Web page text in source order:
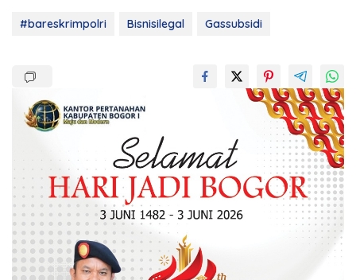
#bareskrimpolri Bisnisilegal Gassubsidi